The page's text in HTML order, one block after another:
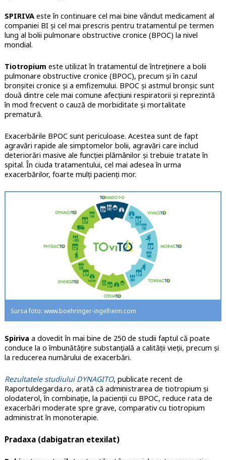
SPIRIVAeste în continuare cel mai bine vândut medicament al
companiei BI și cel mai prescris pentru tratamentul pe termen
lung al bolii pulmonare obstructive cronice (BPOC) la nivel
mondial.
Tiotropium este utilizat în tratamentul de întreținere a bolii
pulmonare obstructive cronice (BPOC), precum și în cazul
bronșitei cronice și a emfizemului. BPOC și astmul bronșic sunt
două dintre cele mai comune afecțiuni respiratorii și reprezintă
în mod frecvent o cauză de morbiditate și mortalitate
prematură.
Exacerbările BPOC sunt periculoase. Acestea sunt de fapt
agravări rapide ale simptomelor bolii, agravări care includ
deteriorări masive ale funcției plămânilor și trebuie tratate în
spital. În ciuda tratamentului, cel mai adesea în urma
exacerbărilor, foarte mulți pacienți mor.
Sursa foto: www.boehringer-ingelheim.com
Spiriva a dovedit în mai bine de 250 de studii faptul că poate
conduce la o îmbunătățire substanțială a calității vieții, precum și
la reducerea numărului de exacerbări.
Rezultatele studiului DYNAGITO, publicate recent de
Raportuldegarda.ro, arată că administrarea de tiotropium și
olodaterol, în combinație, la pacienții cu BPOC, reduce rata de
exacerbări moderate spre grave, comparativ cu tiotropium
administrat în monoterapie.
Pradaxa (dabigatran etexilat)